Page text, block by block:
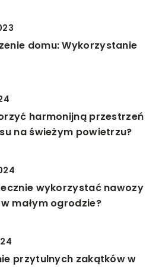
domu: Wykorzystanie
harmonijną przestrzeń
na świeżym powietrzu?
wykorzystać nawozy
małym ogrodzie?
przytulnych zakątków w